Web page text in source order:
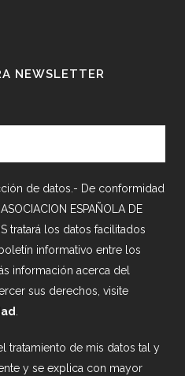
NEWSLETTER
de datos.- De conformidad
ESPAÑOLA DE
tratará los datos facilitados
informativo entre los
información acerca del
sus derechos, visite
tratamiento de mis datos tal y
y se explica con mayor